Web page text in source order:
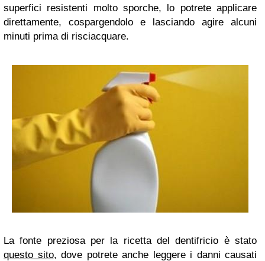
superfici resistenti molto sporche, lo potrete applicare
direttamente, cospargendolo e lasciando agire alcuni
minuti prima di risciacquare.
La fonte preziosa per la ricetta del dentifricio è stato
questo sito, dove potrete anche leggere i danni causati